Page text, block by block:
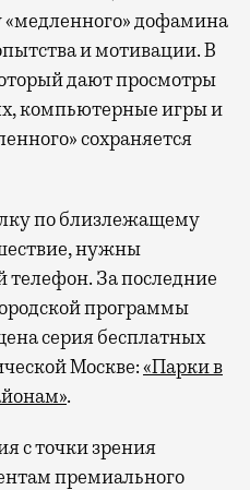
дофамина
и мотивации. В
дают просмотры
компьютерные игры и
сохраняется
по близлежащему
нужны
За последние
программы
серия бесплатных
Москве:«Парки в
.
с точки зрения
премиального